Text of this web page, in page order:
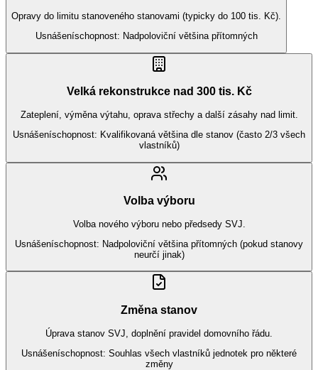
Opravy do limitu stanoveného stanovami (typicky do 100 tis. Kč).
Usnášeníschopnost: Nadpoloviční většina přítomných
Velká rekonstrukce nad 300 tis. Kč
Zateplení, výměna výtahu, oprava střechy a další zásahy nad limit.
Usnášeníschopnost: Kvalifikovaná většina dle stanov (často 2/3 všech
vlastníků)
Volba výboru
Volba nového výboru nebo předsedy SVJ.
Usnášeníschopnost: Nadpoloviční většina přítomných (pokud stanovy
neurčí jinak)
Změna stanov
Úprava stanov SVJ, doplnění pravidel domovního řádu.
Usnášeníschopnost: Souhlas všech vlastníků jednotek pro některé
změny